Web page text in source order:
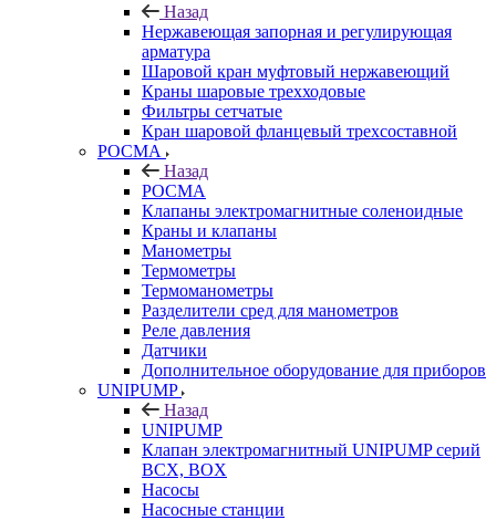
Назад
Нержавеющая запорная и регулирующая
арматура
Шаровой кран муфтовый нержавеющий
Краны шаровые трехходовые
Фильтры сетчатые
Кран шаровой фланцевый трехсоставной
РОСМА
Назад
РОСМА
Клапаны электромагнитные соленоидные
Краны и клапаны
Манометры
Термометры
Термоманометры
Разделители сред для манометров
Реле давления
Датчики
Дополнительное оборудование для приборов
UNIPUMP
Назад
UNIPUMP
Клапан электромагнитный UNIPUMP серий
BCX, BOX
Насосы
Насосные станции